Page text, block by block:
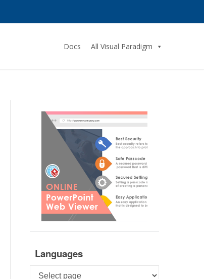
Docs All Visual Paradigm
Languages
Languages